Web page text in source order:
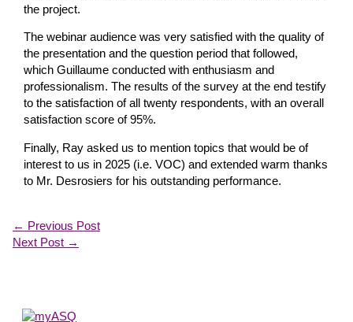
the project.
The webinar audience was very satisfied with the quality of
the presentation and the question period that followed,
which Guillaume conducted with enthusiasm and
professionalism. The results of the survey at the end testify
to the satisfaction of all twenty respondents, with an overall
satisfaction score of 95%.
Finally, Ray asked us to mention topics that would be of
interest to us in 2025 (i.e. VOC) and extended warm thanks
to Mr. Desrosiers for his outstanding performance.
← Previous Post
Next Post →